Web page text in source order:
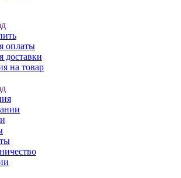
оплаты
доставки
на товар